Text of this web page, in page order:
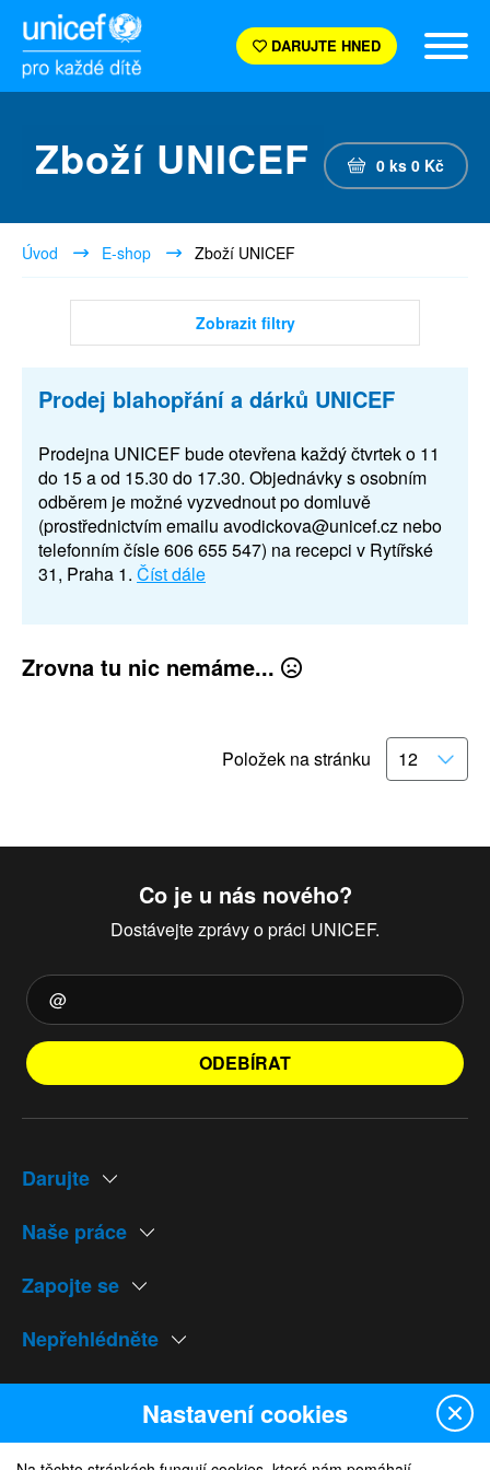
DARUJTE HNED
Zboží UNICEF 0 ks 0 Kč
Úvod E-shop Zboží UNICEF
Zobrazit filtry
Prodej blahopřání a dárků UNICEF
Prodejna UNICEF bude otevřena každý čtvrtek o 11
do 15 a od 15.30 do 17.30. Objednávky s osobním
odběrem je možné vyzvednout po domluvě
(prostřednictvím emailu avodickova@unicef.cz nebo
telefonním čísle 606 655 547) na recepci v Rytířské
31, Praha 1. Číst dále
Zrovna tu nic nemáme...
Položek na stránku
Co je u nás nového?
Dostávejte zprávy o práci UNICEF.
ODEBÍRAT
Darujte
Naše práce
Zapojte se
Nepřehlédněte
Naše weby
Nastavení cookies